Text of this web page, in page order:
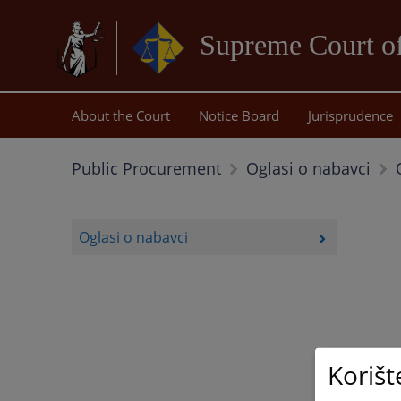
Supreme Court
About the Court Notice Board Jurisprudence
Public Procurement Oglasi o nabavci
Oglasi o nabavci